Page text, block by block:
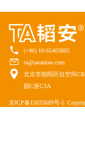
(+86) 10-65403885
ta@taoanlaw.com
北京市朝阳区自空间
园C座C3A
京ICP备15035689号-5